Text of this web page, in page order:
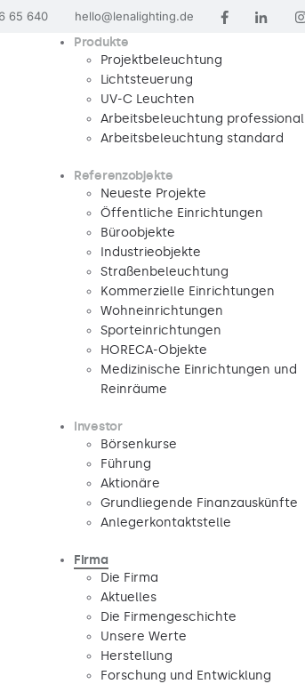
65 640 hello@lenalighting.de
Produkte
Projektbeleuchtung
Lichtsteuerung
UV-C Leuchten
Arbeitsbeleuchtung professional
Arbeitsbeleuchtung standard
Referenzobjekte
Neueste Projekte
Öffentliche Einrichtungen
Büroobjekte
Industrieobjekte
Straßenbeleuchtung
Kommerzielle Einrichtungen
Wohneinrichtungen
Sporteinrichtungen
HORECA-Objekte
Medizinische Einrichtungen und
Reinräume
Investor
Börsenkurse
Führung
Aktionäre
Grundliegende Finanzauskünfte
Anlegerkontaktstelle
Firma
Die Firma
Aktuelles
Die Firmengeschichte
Unsere Werte
Herstellung
Forschung und Entwicklung